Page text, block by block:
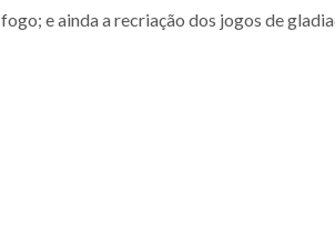
e ainda a recriação dos jogos de